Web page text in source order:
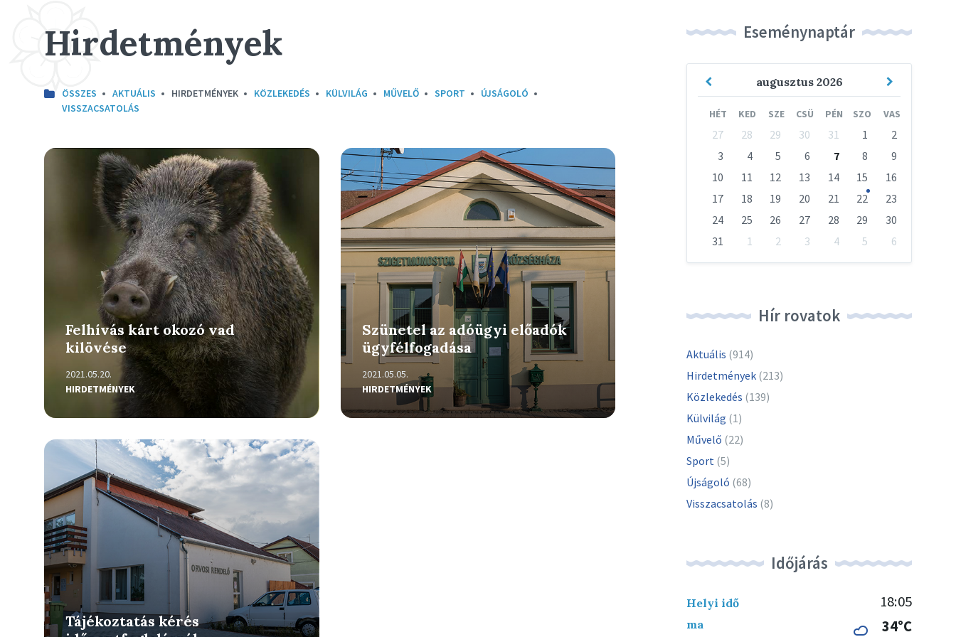
Hirdetmények
ÖSSZES AKTUÁLIS HIRDETMÉNYEK KÖZLEKEDÉS KÜLVILÁG MŰVELŐ SPORT
ÚJSÁGOLÓ
VISSZACSATOLÁS
Felhívás kárt okozó vad
kilövése
2021.05.20.
HIRDETMÉNYEK
Részletek
Szünetel az adóügyi előadók
ügyfélfogadása
2021.05.05.
HIRDETMÉNYEK
Részletek
Tájékoztatás kérés
Részletek
Eseménynaptár
augusztus 2026
Previous
Next
HÉT KED SZE CSÜ PÉN SZO VAS
Skip
calendar
days
27 28 29 30 31 1
2
3
4 5 6 7 8
9
10
11 12 13 14 15
16
17
18 19 20 21 22
23
24
25 26 27 28 29
30
31
1 2 3 4 5
6
Hír rovatok
Aktuális (914)
Hirdetmények (213)
Közlekedés (139)
Külvilág (1)
Művelő (22)
Sport (5)
Újságoló (68)
Visszacsatolás (8)
Időjárás
Helyi idő 18:05
ma 34°C